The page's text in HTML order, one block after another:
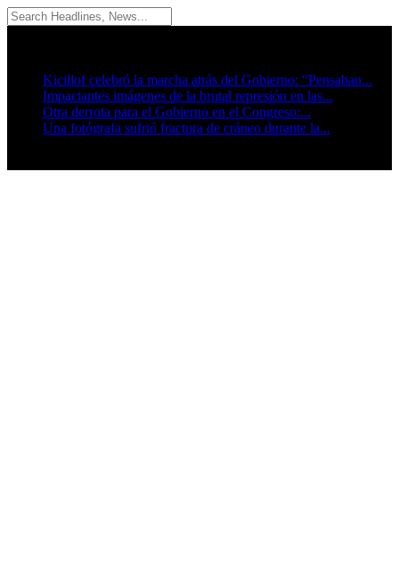
Kicillof celebró la marcha atrás del Gobierno: “Pensaban...
Impactantes imágenes de la brutal represión en las...
Otra derrota para el Gobierno en el Congreso:...
Una fotógrafa sufrió fractura de cráneo durante la...